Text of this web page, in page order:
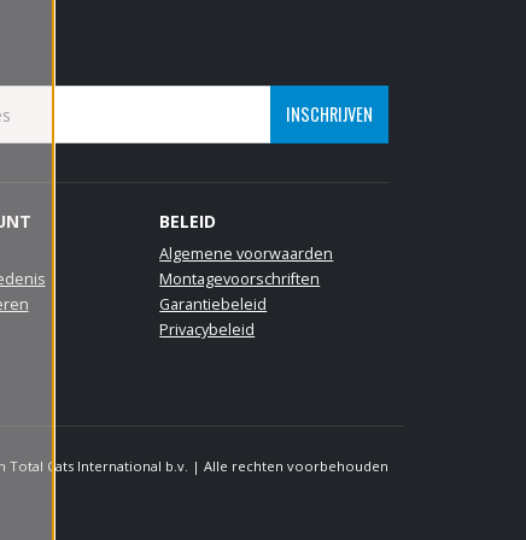
INSCHRIJVEN
BELEID
Algemene voorwaarden
Montagevoorschriften
Garantiebeleid
Privacybeleid
Total Cats International b.v. | Alle rechten voorbehouden